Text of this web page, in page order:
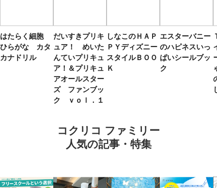
はたらく細胞
ひらがな カタ
カナドリル
だいすきプリキ
ュア！ めいた
んていプリキュ
ア！＆プリキュ
アオールスター
ズ ファンブッ
ク ｖｏｌ．１
しなこのＨＡＰ
ＰＹディズニー
スタイルＢＯＯ
Ｋ
エスターバニー
のハピネスいっ
ぱいシールブッ
ク
コクリコ ファミリー
人気の記事・特集